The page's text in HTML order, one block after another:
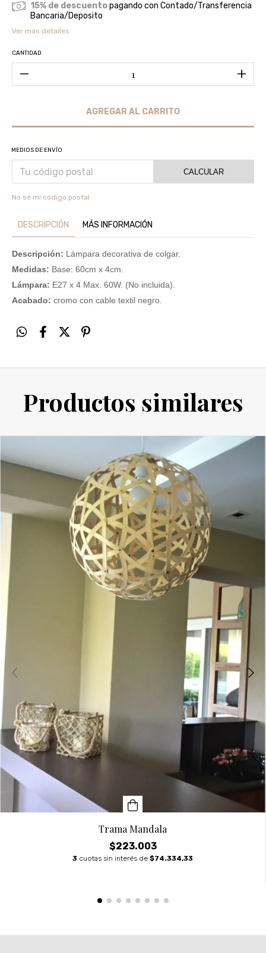
15% de descuentopagando con Contado/Transferencia
Bancaria/Deposito
Ver más detalles
CANTIDAD
MEDIOS DE ENVÍO
CALCULAR
No sé mi código postal
DESCRIPCIÓN MÁS INFORMACIÓN
Descripción: Lámpara decorativa de colgar.
Medidas: Base: 60cm x 4cm.
Lámpara: E27 x 4 Max. 60W. (No incluida).
Acabado: cromo con cable textil negro.
Productos similares
Trama Mandala
$223.003
3 cuotas sin interés de $74.334,33